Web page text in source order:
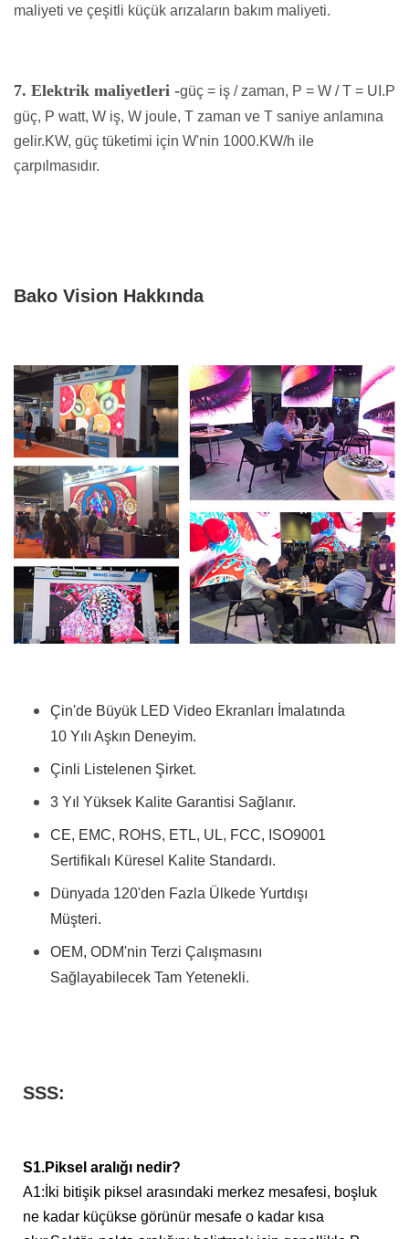
maliyeti ve çeşitli küçük arızaların bakım maliyeti.
7. Elektrik maliyetleri -güç = iş / zaman, P = W / T = UI.P
güç, P watt, W iş, W joule, T zaman ve T saniye anlamına
gelir.KW, güç tüketimi için W'nin 1000.KW/h ile
çarpılmasıdır.
Bako Vision Hakkında
Çin'de Büyük LED Video Ekranları İmalatında
10 Yılı Aşkın Deneyim.
Çinli Listelenen Şirket.
3 Yıl Yüksek Kalite Garantisi Sağlanır.
CE, EMC, ROHS, ETL, UL, FCC, ISO9001
Sertifikalı Küresel Kalite Standardı.
Dünyada 120'den Fazla Ülkede Yurtdışı
Müşteri.
OEM, ODM'nin Terzi Çalışmasını
Sağlayabilecek Tam Yetenekli.
SSS:
S1.Piksel aralığı nedir?
A1: İki bitişik piksel arasındaki merkez mesafesi, boşluk
ne kadar küçükse görünür mesafe o kadar kısa